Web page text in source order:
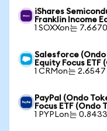
iShares
Franklin Income
1 SOXXon는
Salesforce (Ondo
Equity Focus ETF
1 CRMon는
PayPal (Ondo
Focus ETF (Ondo
1 PYPLon는